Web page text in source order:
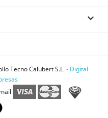

Tecno Calubert S.L.- Digital